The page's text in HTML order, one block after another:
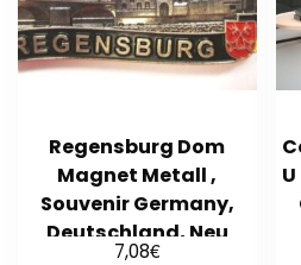
Regensburg Dom
Magnet Metall ,
Souvenir Germany,
Deutschland, Neu
7,08€